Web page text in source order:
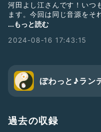
河田よし江さんです！いつ
ます。今回は同じ音源をそ
期的な試みであります！
チケットのご予約、オンラ
⭐️お申し込みはこちらへ！
https://ss-engeki-
21?s=46&
...もっと読む
2024-08-16 17:43:15
ぽわっと♪ラン
過去の収録